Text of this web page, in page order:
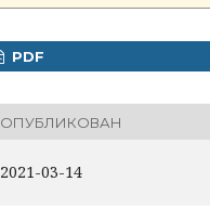
PDF
ОПУБЛИКОВАН
2021-03-14